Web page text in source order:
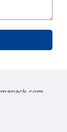
building, Китай